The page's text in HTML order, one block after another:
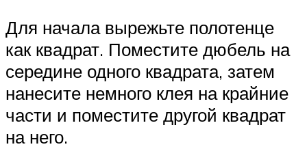
Для начала вырежьте полотенце
как квадрат. Поместите дюбель на
середине одного квадрата, затем
нанесите немного клея на крайние
части и поместите другой квадрат
на него.